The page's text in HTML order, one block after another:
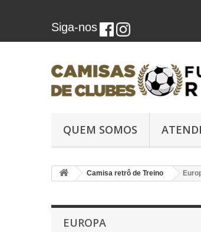
Siga-nos
QUEM SOMOS
Camisa retrô de Treino
EUROPA